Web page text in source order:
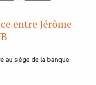
entre Jérôme